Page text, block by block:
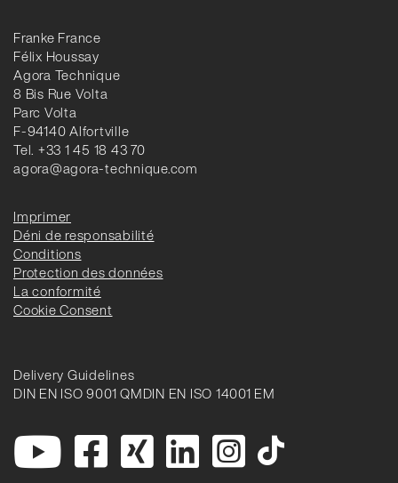
Franke France
Félix Houssay
Agora Technique
8 Bis Rue Volta
Parc Volta
F-94140 Alfortville
Tel. +33 1 45 18 43 70
agora@agora-technique.com
Imprimer
Déni de responsabilité
Conditions
Protection des données
La conformité
Cookie Consent
Delivery Guidelines
DIN EN ISO 9001 QMDIN EN ISO 14001 EM